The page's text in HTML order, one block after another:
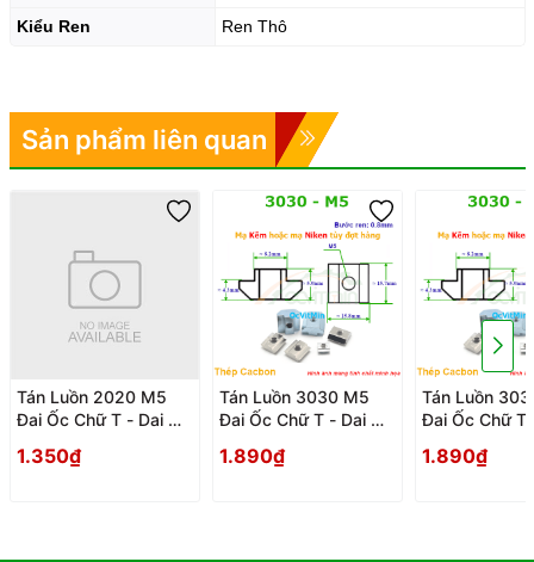
Kiểu Ren Ren Thô
Sản phẩm liên quan
Tán Luồn 2020 M5
Đai Ốc Chữ T - Dai Oc
1.350₫
Tán Luồn 3030 M5
Đai Ốc Chữ T - Dai Oc
1.890₫
Tán Luồn
Đai Ốc Chữ T
1.890₫